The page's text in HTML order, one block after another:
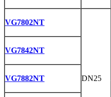
VG7802NT
DN25
VG7842NT
VG7882NT